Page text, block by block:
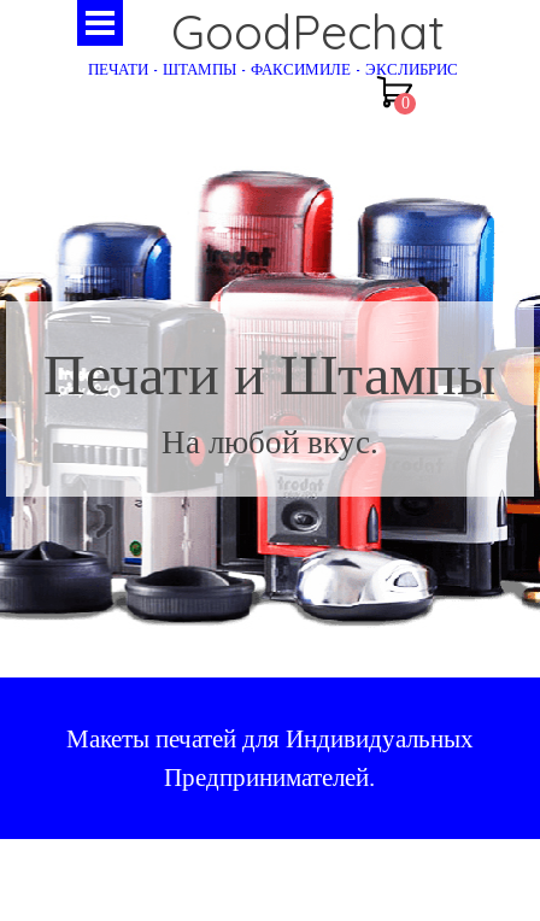
GoodPechat
ПЕЧАТИ - ШТАМПЫ - ФАКСИМИЛЕ - ЭКСЛИБРИС
Печати и Штампы
На любой вкус.
Макеты печатей для Индивидуальных
Предпринимателей.